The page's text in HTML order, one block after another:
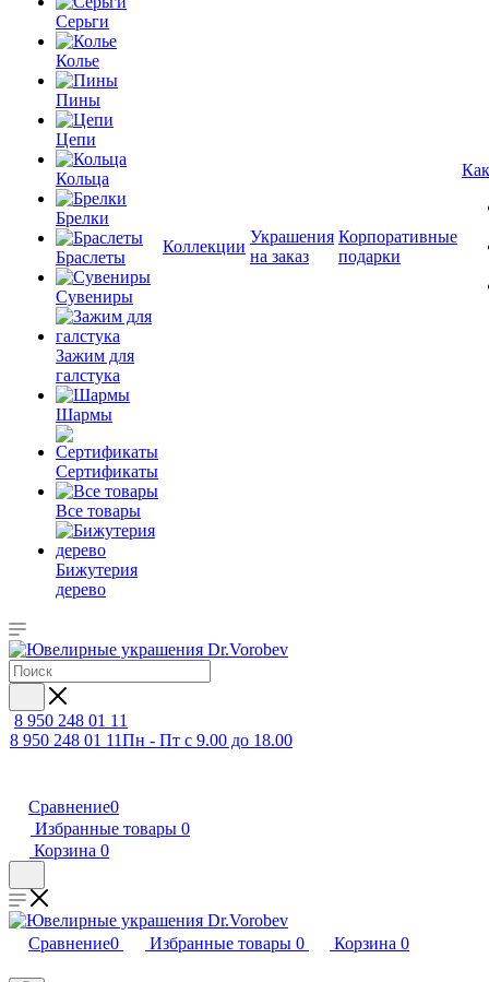
Серьги
Колье
Пины
Цепи
Кольца
Брелки
Браслеты
Сувениры
Зажим для
галстука
Шармы
Сертификаты
Все товары
Бижутерия
дерево
Коллекции
Украшения
на заказ
Корпоративные
подарки
8 950 248 01 11
8 950 248 01 11Пн - Пт с 9.00 до 18.00
Сравнение0
Избранные товары 0
Корзина 0
Сравнение0 Избранные товары 0 Корзина 0